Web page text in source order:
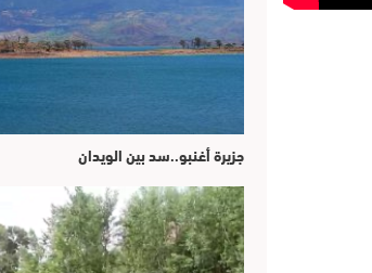
جزيرة أغنبو..سد بين الويدان